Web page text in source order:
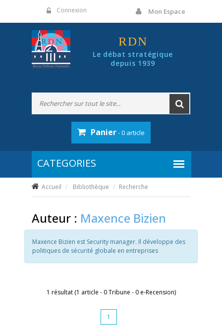
Connexion Mon Espace
RDN
Le débat stratégique
depuis 1939
Panier- 0 article
Accueil Bibliothèque Recherche
Auteur : Maxence Bizien
Maxence Bizien est Security manager. Il développe des
politiques de sécurité globale en entreprises
1 résultat (1 article - 0 Tribune - 0 e-Recension)
1